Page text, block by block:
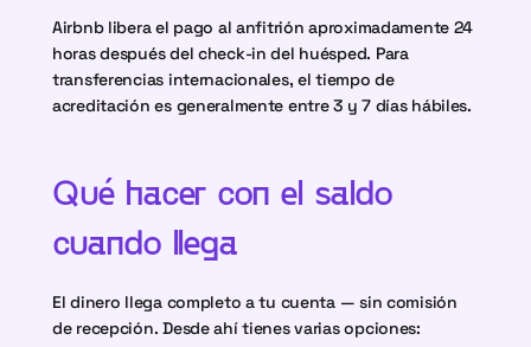
Airbnb libera el pago al anfitrión aproximadamente 24
horas después del check-in del huésped. Para
transferencias internacionales, el tiempo de
acreditación es generalmente entre 3 y 7 días hábiles.
Qué hacer con el saldo
cuando llega
El dinero llega completo a tu cuenta — sin comisión
de recepción. Desde ahí tienes varias opciones: